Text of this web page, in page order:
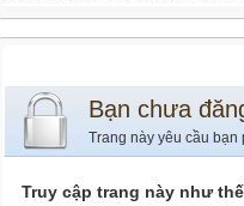
Bạn chưa
Trang này yêu cầu
Truy cập trang này như